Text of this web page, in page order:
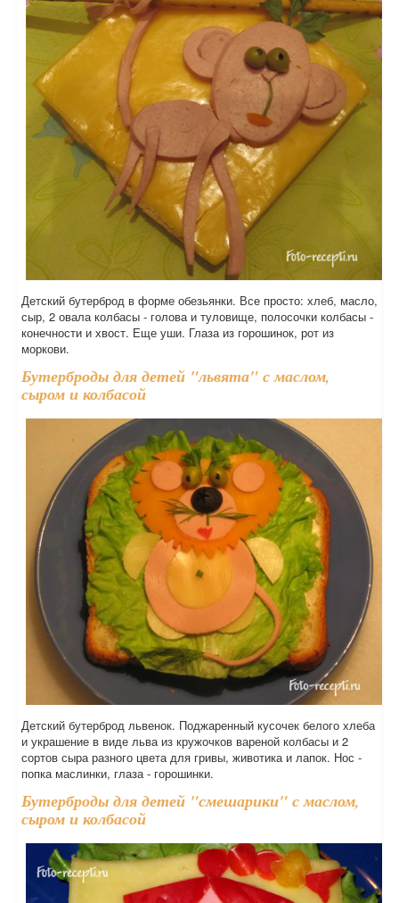
Детский бутерброд в форме обезьянки. Все просто: хлеб, масло,
сыр, 2 овала колбасы - голова и туловище, полосочки колбасы -
конечности и хвост. Еще уши. Глаза из горошинок, рот из
моркови.
Бутерброды для детей "львята" с маслом,
сыром и колбасой
Детский бутерброд львенок. Поджаренный кусочек белого хлеба
и украшение в виде льва из кружочков вареной колбасы и 2
сортов сыра разного цвета для гривы, животика и лапок. Нос -
попка маслинки, глаза - горошинки.
Бутерброды для детей "смешарики" с маслом,
сыром и колбасой